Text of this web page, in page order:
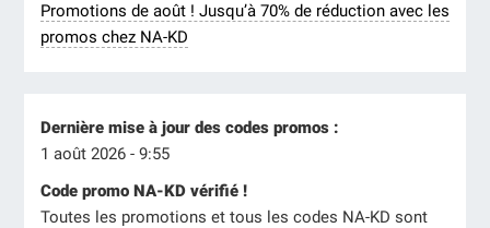
Promotions de août ! Jusqu’à 70% de réduction avec les
promos chez NA-KD
Dernière mise à jour des codes promos :
1 août 2026 - 9:55
Code promo NA-KD vérifié !
Toutes les promotions et tous les codes NA-KD sont